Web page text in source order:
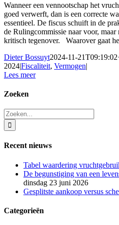
Wanneer een vennootschap het
goed verwerft, dan is een correcte
essentieel. De fiscus schuift in de
de Rulingcommissie naar voor, maar
kritisch tegenover. Waarover gaat
Dieter Bossuyt2024-11-
2024|Fiscaliteit, Vermogen|
Lees meer
Zoeken
Zoeken
naar:
Recent nieuws
Tabel waardering
De begunstiging van een
dinsdag 23 juni 2026
Gesplitste aankoop versus
Categorieën